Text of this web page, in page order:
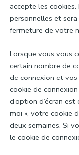
accepte les
personnelles et
fermeture de votre
Lorsque vous vous
certain nombre de
de connexion et vos
cookie de
d’option d’écran est
moi », votre cookie
deux semaines. Si
le cookie de